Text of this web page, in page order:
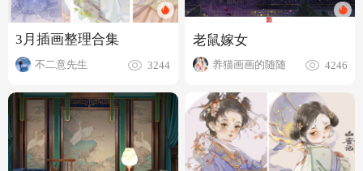
3月插画整理合集
不二意先生 3244
老鼠嫁女
养猫画画的随随 4246